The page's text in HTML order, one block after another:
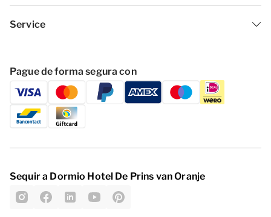
Service
Pague de forma segura con
Sequir a Dormio Hotel De Prins van Oranje